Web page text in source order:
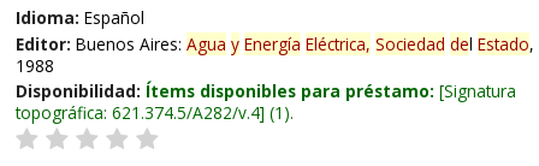
Idioma: Español
Editor: Buenos Aires: Agua y Energía Eléctrica, Sociedad del Estado,
1988
Disponibilidad: Ítems disponibles para préstamo: Signatura
topográfica: 621.374.5/A282/v.4 (1).